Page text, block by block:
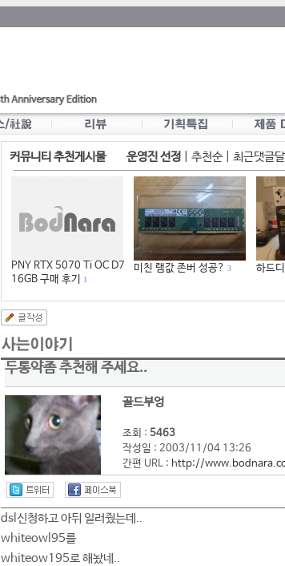
커뮤니티 추천게시물 운영진 선정 추천순| 최근댓글
PNY RTX 5070 Ti OC D7
16GB 구매 후기
1
미친 램값 존버 성공? 3 하드
두통약좀 추천해 주세요..
골드부엉
조회 : 5463
작성일 : 2003/11/04 13:26
간편 URL : http://
dsl신청하고 아뒤 일러줬는데..
whiteowl95를
whiteow195로 해놨네..